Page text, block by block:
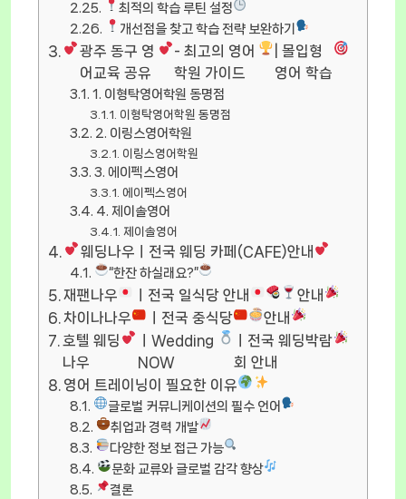
최적의 학습 루틴 설정
개선점을 찾고 학습 전략 보완하기
광주 동구 영
어교육 공유
- 최고의 영어
학원 가이드
| 몰입형
영어 학습
1. 이형탁영어학원 동명점
이형탁영어학원 동명점
2. 이링스영어학원
이링스영어학원
3. 에이펙스영어
에이펙스영어
4. 제이솔영어
제이솔영어
웨딩나우ㅣ전국 웨딩 카페(CAFE)안내
“한잔 하실래요?”
재팬나우 ㅣ전국 일식당 안내
안내
차이나나우
ㅣ전국 중식당
안내
호텔 웨딩
나우
ㅣWedding
NOW
ㅣ전국 웨딩박람
회 안내
영어 트레이닝이 필요한 이유
글로벌 커뮤니케이션의 필수 언어
취업과 경력 개발
다양한 정보 접근 가능
문화 교류와 글로벌 감각 향상
결론